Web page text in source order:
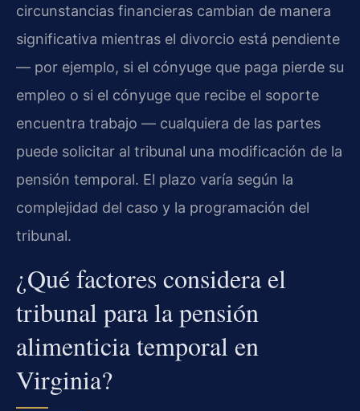
circunstancias financieras cambian de manera
significativa mientras el divorcio está pendiente
— por ejemplo, si el cónyuge que paga pierde su
empleo o si el cónyuge que recibe el soporte
encuentra trabajo — cualquiera de las partes
puede solicitar al tribunal una modificación de la
pensión temporal. El plazo varía según la
complejidad del caso y la programación del
tribunal.
¿Qué factores considera el
tribunal para la pensión
alimenticia temporal en
Virginia?